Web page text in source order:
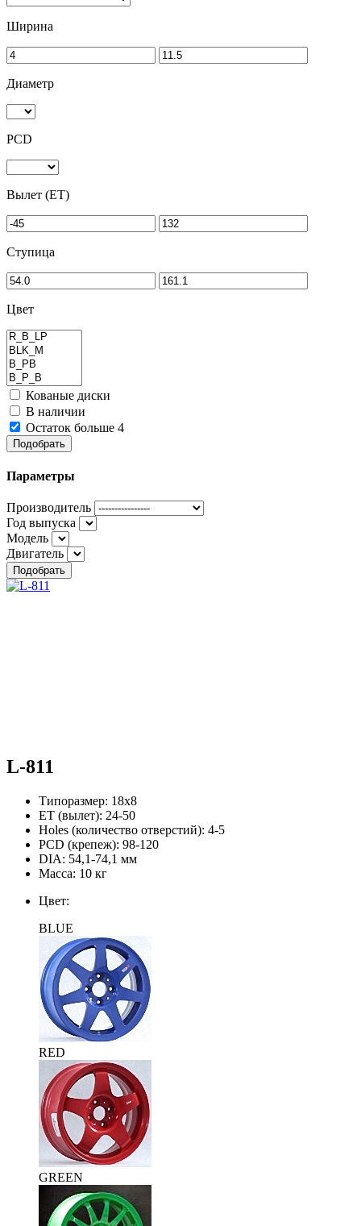
Ширина
Диаметр
PCD
Вылет (ET)
Ступица
Цвет
Кованые диски
В наличии
Остаток больше 4
Подобрать
Параметры
Производитель
Год выпуска
Модель
Двигатель
Подобрать
L-811
Типоразмер: 18х8
ЕТ (вылет): 24-50
Holes (количество отверстий): 4-5
PCD (крепеж): 98-120
DIA: 54,1-74,1 мм
Масса: 10 кг
Цвет:
BLUE
RED
GREEN